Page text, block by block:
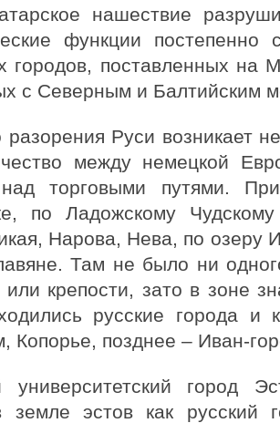
нашествие
функции постепенно
городов, поставленных
с Северным и Балтийским
Руси возникает
между немецкой
над торговыми путями.
по Ладожскому
Нарова, Нева, по озеру
Там не было ни
или крепости, зато в зоне
русские города и
Копорье, позднее – Иван-
университетский город
земле эстов как русский